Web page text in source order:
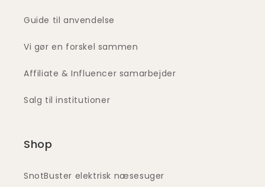
Guide til anvendelse
Vi gør en forskel sammen
Affiliate & Influencer samarbejder
Salg til institutioner
Shop
SnotBuster elektrisk næsesuger